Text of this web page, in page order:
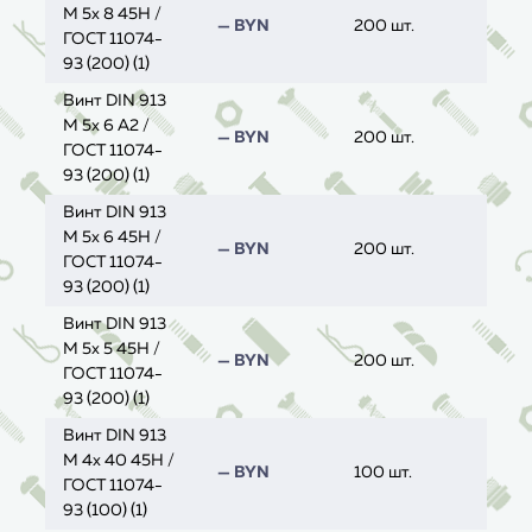
M 5x 8 45H /
ГОСТ 11074-
93 (200) (1)
— BYN 200 шт.
Винт DIN 913
M 5x 6 A2 /
ГОСТ 11074-
93 (200) (1)
— BYN 200 шт.
Винт DIN 913
M 5x 6 45H /
ГОСТ 11074-
93 (200) (1)
— BYN 200 шт.
Винт DIN 913
M 5x 5 45H /
ГОСТ 11074-
93 (200) (1)
— BYN 200 шт.
Винт DIN 913
M 4x 40 45H /
ГОСТ 11074-
93 (100) (1)
— BYN 100 шт.